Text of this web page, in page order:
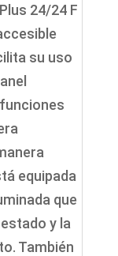
24/24 F
su uso
equipada
que
y la
También